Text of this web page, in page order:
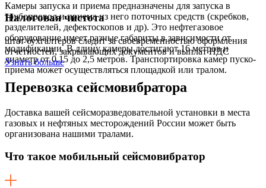
Камеры запуска и приема предназначены для запуска в
трубопровод и приема из него поточных средств (скребков,
разделителей, дефектоскопов и др). Это нефтегазовое
оборудование имеет разные габариты в зависимости от
модификации. В длину камеры достигают 16 метров и
диаметр от 0,15 до 2,5 метров. Транспортировка камер пуско-
приема может осуществляться площадкой или тралом.
Налоговая чистота
штат бухгалтеров следит за своевременностью оформления
отчетностей, закрывающих документов и выплат НДС
Узнать больше
Перевозка сейсмовибратора
Доставка вашей сейсморазведовательной установки в места
газовых и нефтяных месторождений России может быть
организована нашими тралами.
Что такое мобильный сейсмовибратор